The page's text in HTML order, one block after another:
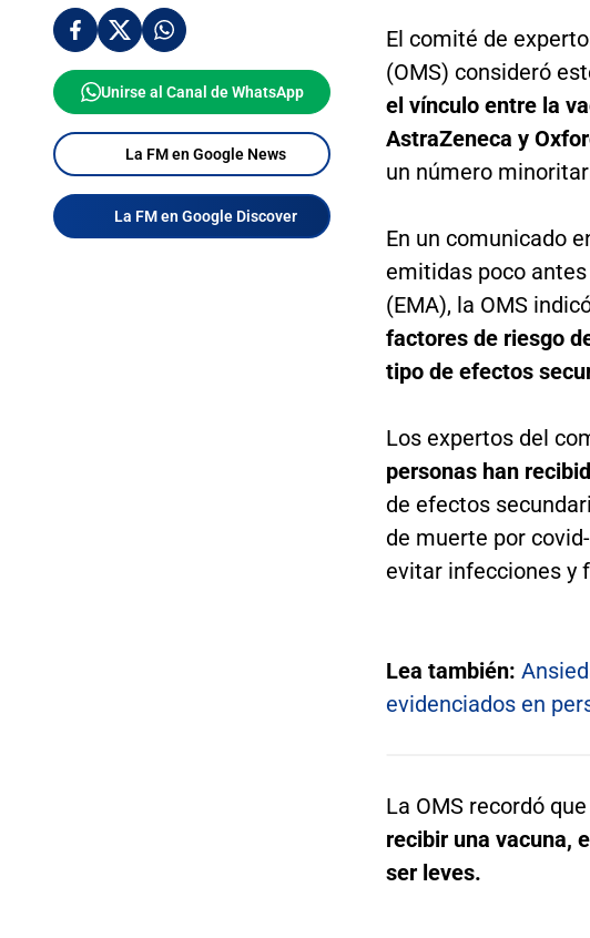
Unirse al Canal de WhatsApp
La FM en Google News
La FM en Google Discover
El comité de
(OMS) consideró
el vínculo entre la
AstraZeneca y
un número
En un comunicado
emitidas poco
(EMA), la OMS
factores de riesgo
tipo de efectos
Los expertos del
personas han
de efectos
de muerte por
evitar infecciones y
Lea también:
evidenciados en
La OMS recordó que
recibir una vacuna,
ser leves.